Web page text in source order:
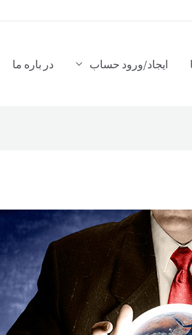
ایجاد/ورود حساب در باره ما